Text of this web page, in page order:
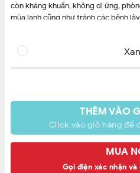
còn kháng khuẩn, không dị ứng,
mùa lạnh cũng như tránh các bệnh
– Sản phẩm ngăn ngừa bụi, vi khuẩn
THÊM VÀO
Click vào giỏ hàng để
MUA
Gọi điện xác nhận